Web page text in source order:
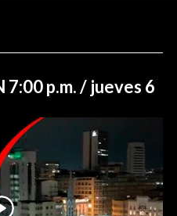
7:00 p.m. / jueves 6